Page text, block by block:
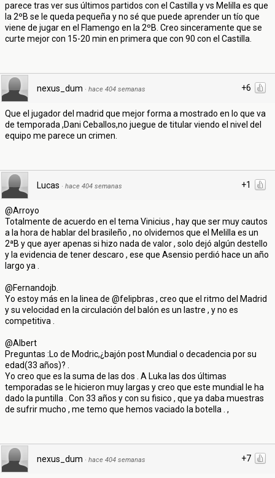
parece tras ver sus últimos partidos con el Castilla y vs Melilla es que
la 2ºB se le queda pequeña y no sé que puede aprender un tío que
viene de jugar en el Flamengo en la 2ºB. Creo sinceramente que se
curte mejor con 15-20 min en primera que con 90 con el Castilla.
+6
nexus_dum · hace 404 semanas
Que el jugador del madrid que mejor forma a mostrado en lo que va
de temporada ,Dani Ceballos,no juegue de titular viendo el nivel del
equipo me parece un crimen.
+1
Lucas · hace 404 semanas
@Arroyo
Totalmente de acuerdo en el tema Vinicius , hay que ser muy cautos
a la hora de hablar del brasileño , no olvidemos que el Melilla es un
2ªB y que ayer apenas si hizo nada de valor , solo dejó algún destello
y la evidencia de tener descaro , ese que Asensio perdió hace un año
largo ya .
@Fernandojb.
Yo estoy más en la linea de @felipbras , creo que el ritmo del Madrid
y su velocidad en la circulación del balón es un lastre , y no es
competitiva .
@Albert
Preguntas :Lo de Modric,¿bajón post Mundial o decadencia por su
edad(33 años)? .
Yo creo que es la suma de las dos . A Luka las dos últimas
temporadas se le hicieron muy largas y creo que este mundial le ha
dado la puntilla . Con 33 años y con su fisico , que ya daba muestras
de sufrir mucho , me temo que hemos vaciado la botella . ,
+7
nexus_dum · hace 404 semanas